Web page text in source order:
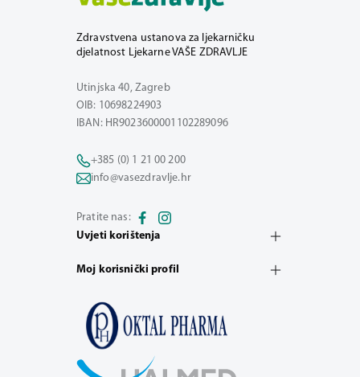
Zdravstvena ustanova za ljekarničku
djelatnost Ljekarne VAŠE ZDRAVLJE
Utinjska 40, Zagreb
OIB: 10698224903
IBAN: HR9023600001102289096
+385 (0) 1 21 00 200
info@vasezdravlje.hr
Pratite nas:
Uvjeti korištenja
Moj korisnički profil